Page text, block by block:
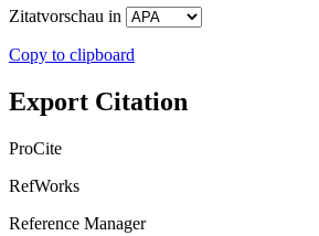
Zitatvorschau in
Copy to clipboard
Export Citation
ProCite
RefWorks
Reference Manager